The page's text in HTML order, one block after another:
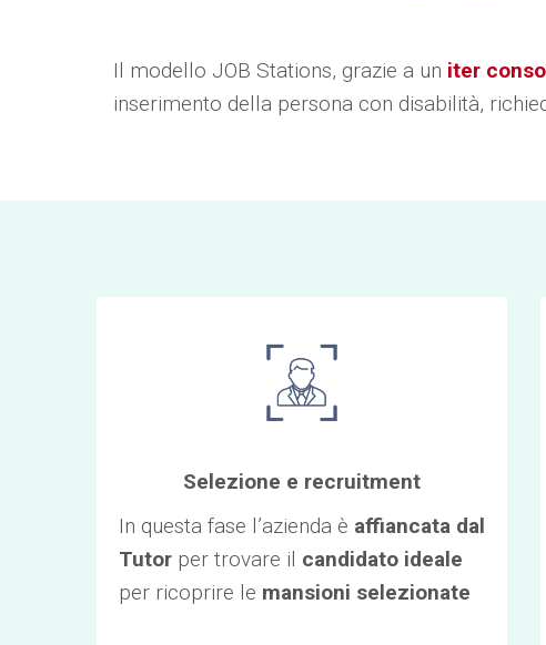
Il modello JOB Stations, grazie a un iter
inserimento della persona con disabilità,
Selezione e recruitment
In questa fase l’azienda è affiancata dal
Tutor per trovare il candidato ideale
per ricoprire le mansioni selezionate